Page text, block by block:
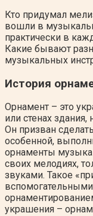
Кто придумал
вошли в
практически в
Какие бывают
музыкальных
История
Орнамент – это
или стенах
Он призван
особенной,
орнаменты
своих мелодиях,
звуками. Такое
украшения –